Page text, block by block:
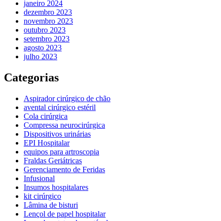
janeiro 2024
dezembro 2023
novembro 2023
outubro 2023
setembro 2023
agosto 2023
julho 2023
Categorias
Aspirador cirúrgico de chão
avental cirúrgico estéril
Cola cirúrgica
Compressa neurocirúrgica
Dispositivos urinárias
EPI Hospitalar
equipos para artroscopia
Fraldas Geriátricas
Gerenciamento de Feridas
Infusional
Insumos hospitalares
kit cirúrgico
Lâmina de bisturi
Lençol de papel hospitalar